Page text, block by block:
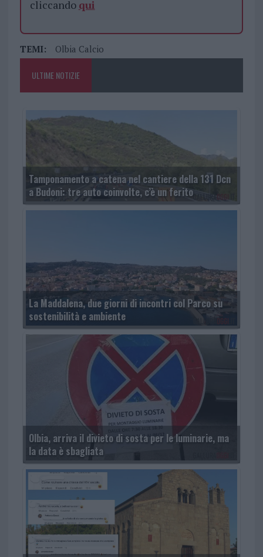
cliccando qui
TEMI: Olbia Calcio
ULTIME NOTIZIE
Tamponamento a catena nel cantiere della 131 Dcn
a Budoni: tre auto coinvolte, c’è un ferito
La Maddalena, due giorni di incontri col Parco su
sostenibilità e ambiente
Olbia, arriva il divieto di sosta per le luminarie, ma
la data è sbagliata